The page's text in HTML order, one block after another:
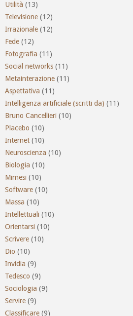
Utilità (13)
Televisione (12)
Irrazionale (12)
Fede (12)
Fotografia (11)
Social networks (11)
Metainterazione (11)
Aspettativa (11)
Intelligenza artificiale (scritti da) (11)
Bruno Cancellieri (10)
Placebo (10)
Internet (10)
Neuroscienza (10)
Biologia (10)
Mimesi (10)
Software (10)
Massa (10)
Intellettuali (10)
Orientarsi (10)
Scrivere (10)
Dio (10)
Invidia (9)
Tedesco (9)
Sociologia (9)
Servire (9)
Classificare (9)